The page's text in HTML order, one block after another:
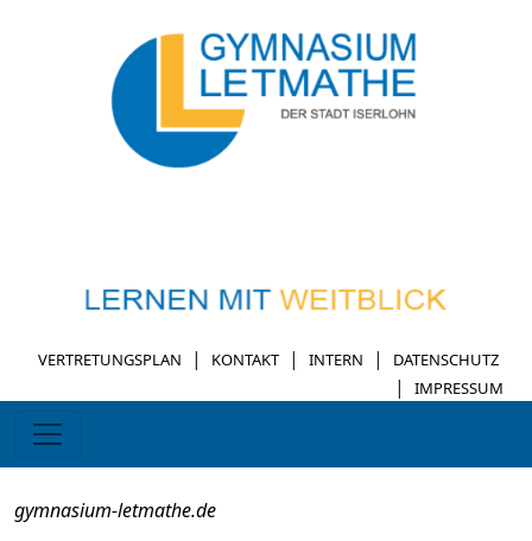
VERTRETUNGSPLAN | KONTAKT | INTERN | DATENSCHUTZ
| IMPRESSUM
gymnasium-letmathe.de